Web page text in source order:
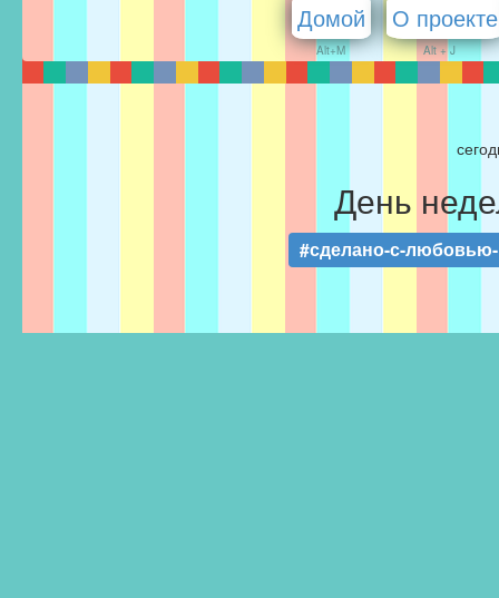
Домой
Alt+M
О проекте
Alt + J
День
#сделано-с-